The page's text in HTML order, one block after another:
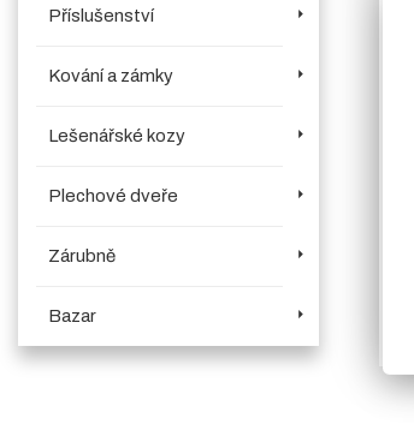
Příslušenství
Kování a zámky
Lešenářské kozy
Plechové dveře
Zárubně
Bazar